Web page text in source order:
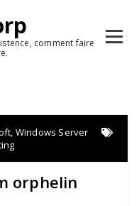
comment faire
Windows Server
orphelin